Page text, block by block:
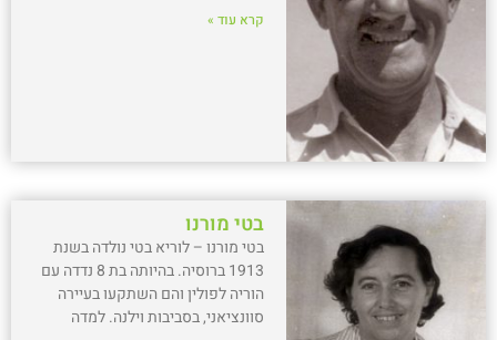
קרא עוד »
בטי מורנו
בטי מורנו – לוריא בטי נולדה בשנת
1913 ברוסיה. בהיותה בת 8 נדדה עם
הוריה לפולין והם השתקעו בעיירה
סוונציאני, בסביבות וילנה. למדה